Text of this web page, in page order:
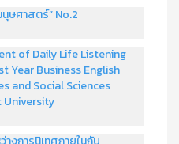
ษศาสตร์” No.2
of Daily Life Listening
Year Business English
and Social Sciences
University